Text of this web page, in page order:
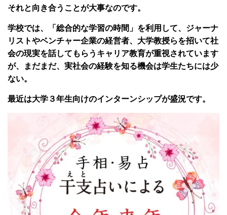
それと向き合うことが大事なのです。
学校では、「総合的な学習の時間」を利用して、ジャーナ
リストやベンチャー企業の経営者、大学教授らを招いて社
会の現実を話してもらうキャリア教育が重視されています
が、まだまだ、実社会の経験を知る機会は学生たちには少
ない。
最近は大学３年生向けのインターンシップが盛況です。